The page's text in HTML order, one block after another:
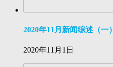
2020年11月新闻综述（一）
2020年11月1日